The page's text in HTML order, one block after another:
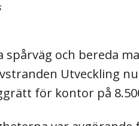
spårväg och bereda
Utveckling
för kontor på